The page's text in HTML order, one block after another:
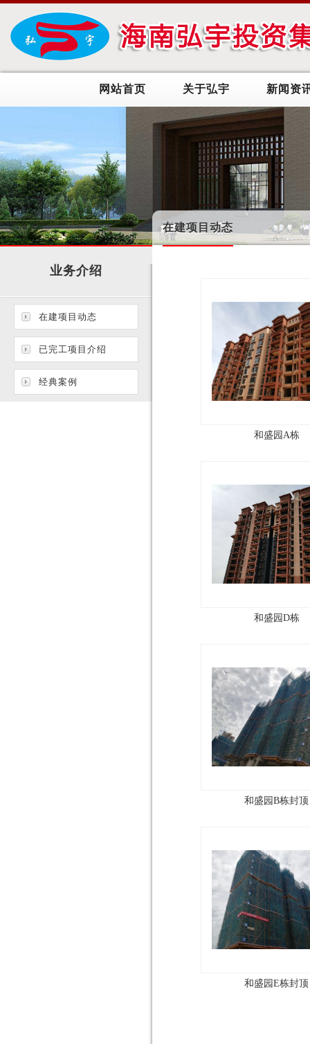
网站首页 关于弘宇 新闻资
在建项目动态
业务介绍
在建项目动态
已完工项目介绍
经典案例
和盛园A栋
和盛园D栋
和盛园B栋封顶
和盛园E栋封顶